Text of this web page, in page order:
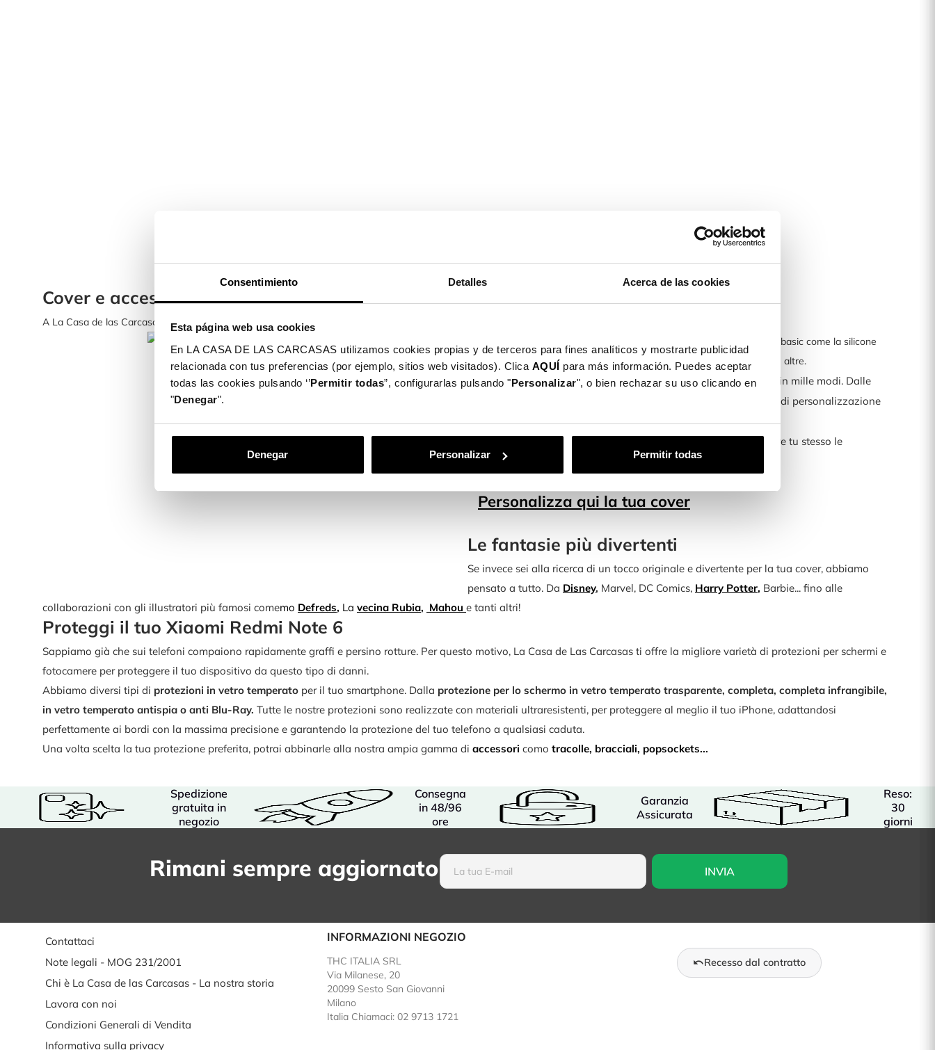
Consentimiento Detalles Acerca de las cookies
Esta página web usa cookies
En LA CASA DE LAS CARCASAS utilizamos cookies propias y de terceros para fines analíticos y mostrarte publicidad
relacionada con tus preferencias (por ejemplo, sitios web visitados). Clica AQUÍ para más información. Puedes aceptar
todas las cookies pulsando ‘’Permitir todas”, configurarlas pulsando "Personalizar", o bien rechazar su uso clicando en
"Denegar".
Denegar Personalizar Permitir todas
Cover e accessori personalizzati per Xiaomi Redmi Note 6
A La Casa de las Carcasas sono arrivate le cover per i modelli più attesi di Xiaomi
Abbiamo diversi tipi di cover per soddisfare ogni tua esigenza. Dalle basic come la silicone
in tinta unita, ultra morbida, cover a libro, tracolla, a specchio e tante altre.
La maggior parte delle nostre cover può essere personalizzata in mille modi. Dalle
tue iniziali preferite, alle foto o ai ricordi più belli. Le possibilità di personalizzazione
sono infinite.
Inoltre, grazie al nostro personalizzatore avanzato, potrai creare tu stesso le
fantasie che preferisci.
Personalizza qui la tua cover
Le fantasie più divertenti
Se invece sei alla ricerca di un tocco originale e divertente per la tua cover, abbiamo
pensato a tutto. Da Disney, Marvel, DC Comics, Harry Potter, Barbie... fino alle
collaborazioni con gli illustratori più famosi comemo Defreds, La vecina Rubia, Mahou e tanti altri!
Proteggi il tuo Xiaomi Redmi Note 6
Sappiamo già che sui telefoni compaiono rapidamente graffi e persino rotture. Per questo motivo, La Casa de Las Carcasas ti offre la migliore varietà di protezioni per schermi e
fotocamere per proteggere il tuo dispositivo da questo tipo di danni.
Abbiamo diversi tipi di protezioni in vetro temperato per il tuo smartphone. Dalla protezione per lo schermo in vetro temperato trasparente, completa, completa infrangibile,
in vetro temperato antispia o anti Blu-Ray. Tutte le nostre protezioni sono realizzate con materiali ultraresistenti, per proteggere al meglio il tuo iPhone, adattandosi
perfettamente ai bordi con la massima precisione e garantendo la protezione del tuo telefono a qualsiasi caduta.
Una volta scelta la tua protezione preferita, potrai abbinarle alla nostra ampia gamma di accessori como tracolle, bracciali, popsockets...
Spedizione
gratuita in
negozio
Consegna
in 48/96
ore
Garanzia
Assicurata
Reso:
30
giorni
Rimani sempre aggiornato
Contattaci
Note legali - MOG 231/2001
Chi è La Casa de las Carcasas - La nostra storia
Lavora con noi
Condizioni Generali di Vendita
Informativa sulla privacy
INFORMAZIONI NEGOZIO
THC ITALIA SRL
Via Milanese, 20
20099 Sesto San Giovanni
Milano
Italia Chiamaci: 02 9713 1721
Recesso dal contratto